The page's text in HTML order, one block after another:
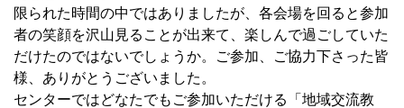
限られた時間の中ではありましたが、各会場を回ると参加
者の笑顔を沢山見ることが出来て、楽しんで過ごしていた
だけたのではないでしょうか。ご参加、ご協力下さった皆
様、ありがとうございました。
センターではどなたでもご参加いただける「地域交流教